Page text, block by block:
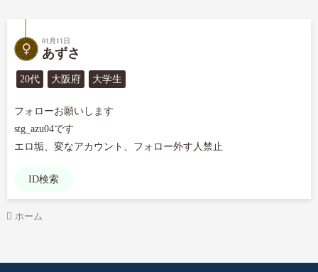
01月11日
あずさ
20代 大阪府 大学生
フォローお願いします
stg_azu04です
エロ垢、変なアカウント、フォロー外す人禁止
ID検索
ホーム